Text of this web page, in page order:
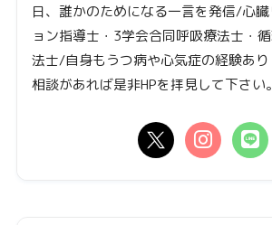
日、誰かのためになる一言を発信/心
ョン指導士・3学会合同呼吸療法士・
法士/自身もうつ病や心気症の経験あり
相談があれば是非HPを拝見して下さい。